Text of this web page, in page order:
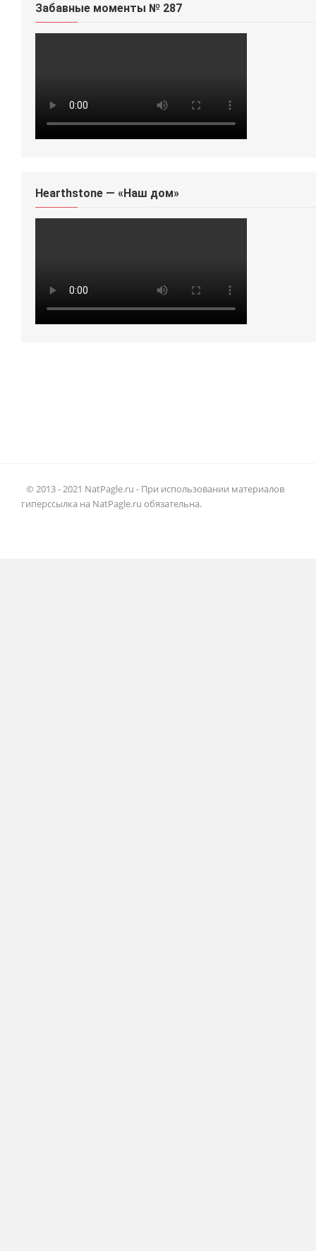
Забавные моменты № 287
Hearthstone — «Наш дом»
© 2013 - 2021 NatPagle.ru - При использовании материалов
гиперссылка на NatPagle.ru обязательна.